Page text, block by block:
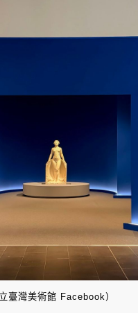
臺灣美術館 Facebook）